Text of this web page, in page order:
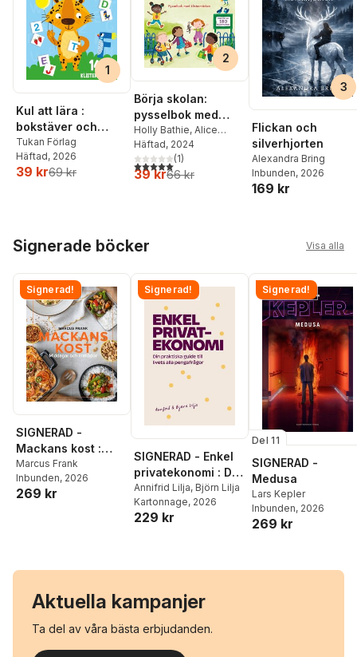
1
Kul att lära :
bokstäver och
siffror
Tukan Förlag
Häftad, 2026
39 kr69 kr
2
Börja skolan:
pysselbok med
klistermärken
Holly Bathie, Alice
Beecham
Häftad, 2024
5,0utav 5 stjärnor. Totalt antal röster:
(1)
39 kr66 kr
3
Flickan och
silverhjorten
Alexandra Bring
Inbunden, 2026
169 kr
Signerade böcker Visa alla
Signerad!
SIGNERAD -
Mackans kost :
Middagar och
matlådor
Marcus Frank
Inbunden, 2026
269 kr
Signerad!
SIGNERAD - Enkel
privatekonomi : Din
praktiska guide till
livets alla
pengafrågor
Annifrid Lilja, Björn Lilja
Kartonnage, 2026
229 kr
Signerad!
Del 11
SIGNERAD -
Medusa
Lars Kepler
Inbunden, 2026
269 kr
Aktuella kampanjer
Ta del av våra bästa erbjudanden.